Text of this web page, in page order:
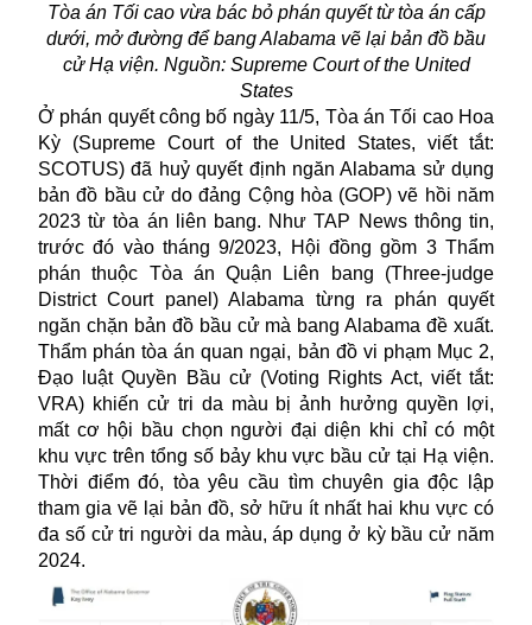
Tòa án Tối cao vừa bác bỏ phán quyết từ tòa án cấp
dưới, mở đường để bang Alabama vẽ lại bản đồ bầu
cử Hạ viện. Nguồn: Supreme Court of the United
States
Ở phán quyết công bố ngày 11/5, Tòa án Tối cao Hoa
Kỳ (Supreme Court of the United States, viết tắt:
SCOTUS) đã huỷ quyết định ngăn Alabama sử dụng
bản đồ bầu cử do đảng Cộng hòa (GOP) vẽ hồi năm
2023 từ tòa án liên bang. Như TAP News thông tin,
trước đó vào tháng 9/2023, Hội đồng gồm 3 Thẩm
phán thuộc Tòa án Quận Liên bang (Three-judge
District Court panel) Alabama từng ra phán quyết
ngăn chặn bản đồ bầu cử mà bang Alabama đề xuất.
Thẩm phán tòa án quan ngại, bản đồ vi phạm Mục 2,
Đạo luật Quyền Bầu cử (Voting Rights Act, viết tắt:
VRA) khiến cử tri da màu bị ảnh hưởng quyền lợi,
mất cơ hội bầu chọn người đại diện khi chỉ có một
khu vực trên tổng số bảy khu vực bầu cử tại Hạ viện.
Thời điểm đó, tòa yêu cầu tìm chuyên gia độc lập
tham gia vẽ lại bản đồ, sở hữu ít nhất hai khu vực có
đa số cử tri người da màu, áp dụng ở kỳ bầu cử năm
2024.